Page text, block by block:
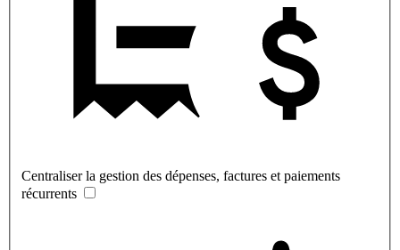
Centraliser la gestion des dépenses, factures et paiements
récurrents